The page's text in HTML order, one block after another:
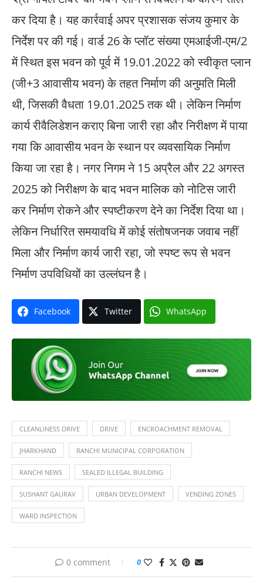
कर दिया है। यह कार्रवाई अपर प्रशासक संजय कुमार के
निर्देश पर की गई। वार्ड 26 के प्लॉट संख्या एमआईजी-एम/2
में स्थित इस भवन को पूर्व में 19.01.2022 को स्वीकृत प्लान
(जी+3 आवासीय भवन) के तहत निर्माण की अनुमति मिली
थी, जिसकी वैधता 19.01.2025 तक थी। लेकिन निर्माण
कार्य रीवैलिडेशन कराए बिना जारी रहा और निरीक्षण में पाया
गया कि आवासीय भवन के स्थान पर व्यवसायिक निर्माण
किया जा रहा है। नगर निगम ने 15 अप्रैल और 22 अगस्त
2025 को निरीक्षण के बाद भवन मालिक को नोटिस जारी
कर निर्माण रोकने और स्पष्टीकरण देने का निर्देश दिया था।
लेकिन निर्धारित समयावधि में कोई संतोषजनक जवाब नहीं
मिला और निर्माण कार्य जारी रहा, जो स्पष्ट रूप से भवन
निर्माण उपविधियों का उल्लंघन है।
Facebook Twitter WhatsApp
CLEANLINESS DRIVE DRIVE ENCROACHMENT REMOVAL
JHARKHAND RANCHI MUNICIPAL CORPORATION
RANCHI NEWS SEALED ILLEGAL BUILDING
SUSHANT GAURAV URBAN DEVELOPMENT VENDING ZONES
WARD INSPECTION
0 comment 0